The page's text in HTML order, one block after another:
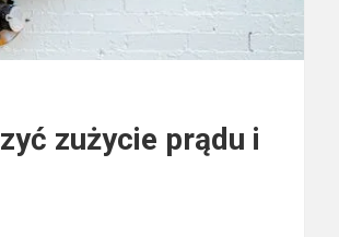
zużycie prądu i